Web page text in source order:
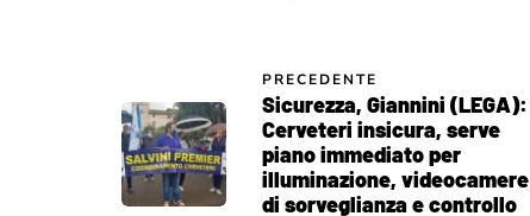
PRECEDENTE
Sicurezza, Giannini (LEGA):
Cerveteri insicura, serve
piano immediato per
illuminazione, videocamere
di sorveglianza e controllo